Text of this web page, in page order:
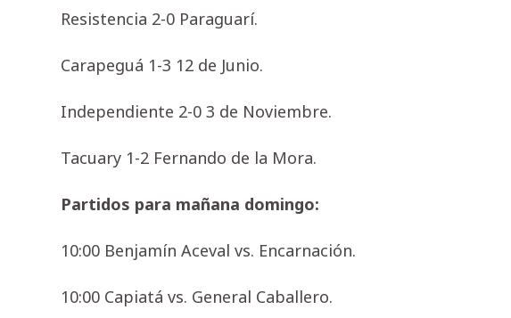
Resistencia 2-0 Paraguarí.
Carapeguá 1-3 12 de Junio.
Independiente 2-0 3 de Noviembre.
Tacuary 1-2 Fernando de la Mora.
Partidos para mañana domingo:
10:00 Benjamín Aceval vs. Encarnación.
10:00 Capiatá vs. General Caballero.